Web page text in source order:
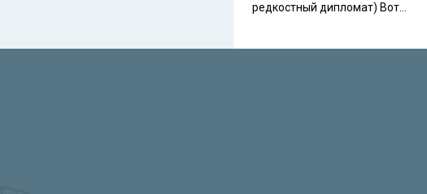
редкостный дипломат) Вот,